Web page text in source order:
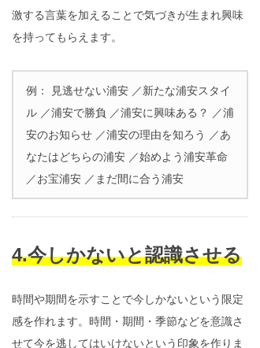
激する言葉を加えることで気づきが生まれ興味
を持ってもらえます。
例： 見逃せない浦安 ／新たな浦安スタイ
ル ／浦安で勝負 ／浦安に興味ある？ ／浦
安のお知らせ ／浦安の理由を知ろう ／あ
なたはどちらの浦安 ／始めよう浦安革命
／お宝浦安 ／まだ間に合う浦安
4.今しかないと認識させる
時間や期間を示すことで今しかないという限定
感を作れます。時間・期間・季節などを意識さ
せて今を逃してはいけないという印象を作りま